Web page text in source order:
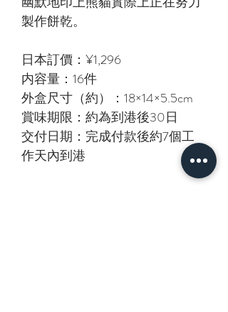
製作餅乾。
日本訂價：¥1,296
内容量：16件
外盒尺寸（約）：18×14×5.5cm
賞味期限：約為到港後30日
交付日期：完成付款後約7個工
作天內到港